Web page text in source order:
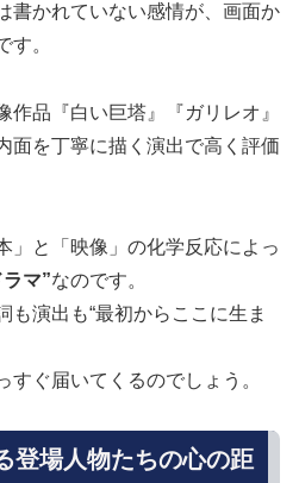
書かれていない感情が、画面か
す。
品『白い巨塔』『ガリレオ』
面を丁寧に描く演出で高く評価
」と「映像」の化学反応によっ
マ”なのです。
も演出も“最初からここに生ま
すぐ届いてくるのでしょう。
登場人物たちの心の距